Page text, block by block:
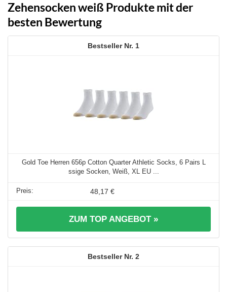
Zehensocken weiß Produkte mit der
besten Bewertung
1
Gold Toe Herren 656p Cotton Quarter Athletic Socks, 6 Pairs L
ssige Socken, Weiß, XL EU ...
48,17 €
ZUM TOP ANGEBOT »
2